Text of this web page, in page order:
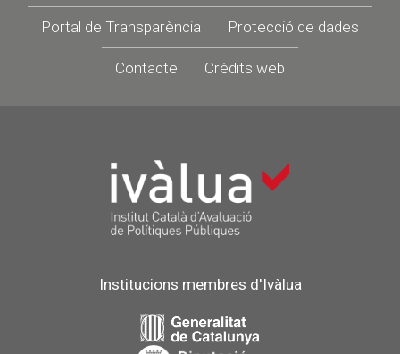
Portal de Transparència Protecció de dades
Contacte Crèdits web
Institucions membres d'Ivàlua